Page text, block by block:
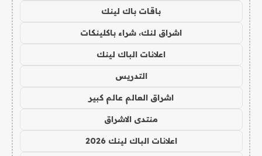
باقات باك لينك
اشراق لنك، شراء باكلينكات
اعلانات الباك لينك
التدريس
اشراق العالم عالم كبير
منتدى الاشراق
اعلانات الباك لينك 2026